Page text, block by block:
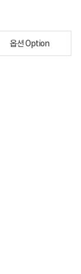
옵션 Option